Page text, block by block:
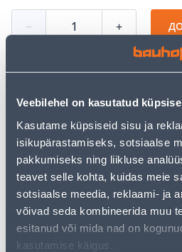
Veebilehel on kasutatud
Kasutame küpsiseid sisu ja
isikupärastamiseks, sotsiaalse
pakkumiseks ning liikluse
teavet selle kohta, kuidas meie
sotsiaalse meedia, reklaami- ja
võivad seda kombineerida muu
esitanud või mida nad on
kasutamise käigus.
− +
Посмотреть наличие
• Õhupuhasti.
• Maksimaalne tõmbevõimsus
• 14-päevane tagastusõigus.
• HANKIJA LAOST TELLITAV
Калькулятор рассрочки